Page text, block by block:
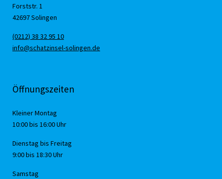
Forststr. 1
42697 Solingen
(0212) 38 32 95 10
info@schatzinsel-solingen.de
Öffnungszeiten
Kleiner Montag
10:00 bis 16:00 Uhr
Dienstag bis Freitag
9:00 bis 18:30 Uhr
Samstag